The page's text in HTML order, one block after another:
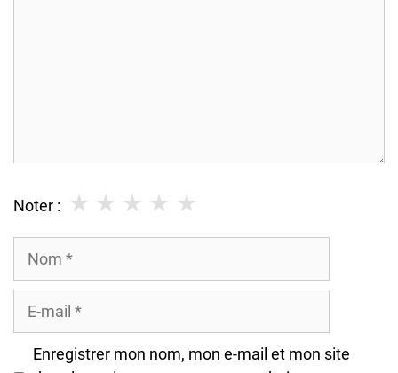
Noter : ★
★
★
★
★
Enregistrer mon nom, mon e-mail et mon site